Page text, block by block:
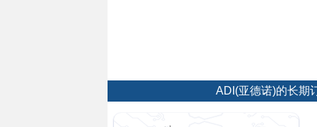
ADI(亚德诺)的长期